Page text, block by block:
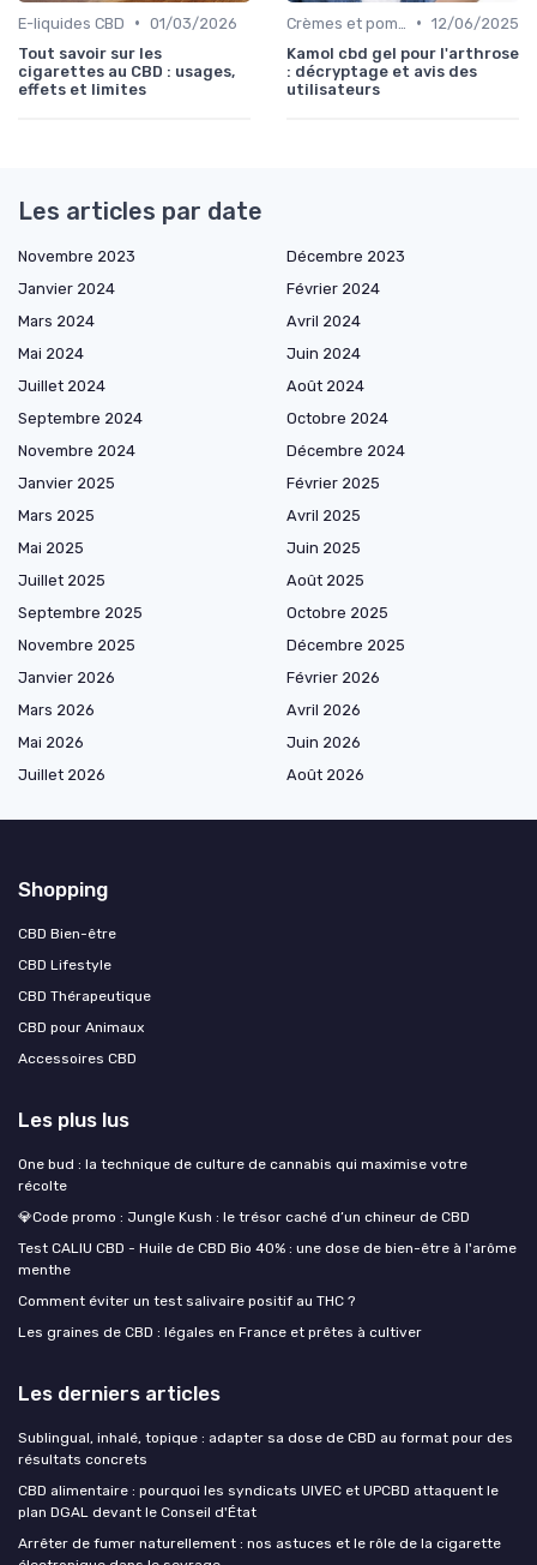
E-liquides CBD • 01/03/2026
Tout savoir sur les
cigarettes au CBD : usages,
effets et limites
• 12/06/2025
Kamol cbd gel pour l'arthrose
: décryptage et avis des
utilisateurs
Les articles par date
Novembre 2023
Décembre 2023
Janvier 2024
Février 2024
Mars 2024
Avril 2024
Mai 2024
Juin 2024
Juillet 2024
Août 2024
Septembre 2024
Octobre 2024
Novembre 2024
Décembre 2024
Janvier 2025
Février 2025
Mars 2025
Avril 2025
Mai 2025
Juin 2025
Juillet 2025
Août 2025
Septembre 2025
Octobre 2025
Novembre 2025
Décembre 2025
Janvier 2026
Février 2026
Mars 2026
Avril 2026
Mai 2026
Juin 2026
Juillet 2026
Août 2026
Shopping
CBD Bien-être
CBD Lifestyle
CBD Thérapeutique
CBD pour Animaux
Accessoires CBD
Les plus lus
One bud : la technique de culture de cannabis qui maximise votre
récolte
💎Code promo : Jungle Kush : le trésor caché d’un chineur de CBD
Test CALIU CBD - Huile de CBD Bio 40% : une dose de bien-être à l'arôme
menthe
Comment éviter un test salivaire positif au THC ?
Les graines de CBD : légales en France et prêtes à cultiver
Les derniers articles
Sublingual, inhalé, topique : adapter sa dose de CBD au format pour des
résultats concrets
CBD alimentaire : pourquoi les syndicats UIVEC et UPCBD attaquent le
plan DGAL devant le Conseil d'État
Arrêter de fumer naturellement : nos astuces et le rôle de la cigarette